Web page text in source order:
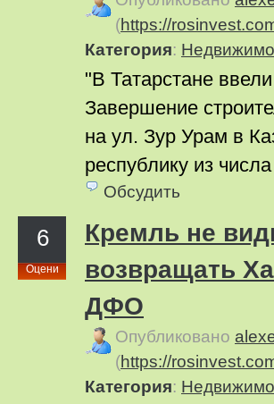
(https://
Категория:
"В Татарстане
Завершение
на ул. Зур Урам в
республику из
Обсудить
6
Оцени
Кремль не
возвращать
ДФО
Опубликовано
(https://
Категория: